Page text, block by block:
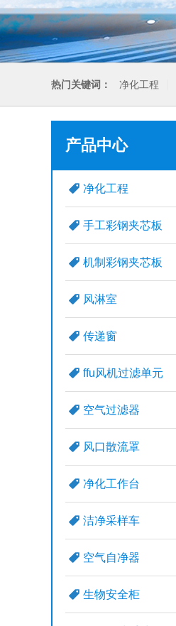
热门关键词： 净化工程
产品中心
净化工程
手工彩钢夹芯板
机制彩钢夹芯板
风淋室
传递窗
ffu风机过滤单元
空气过滤器
风口散流罩
净化工作台
洁净采样车
空气自净器
生物安全柜